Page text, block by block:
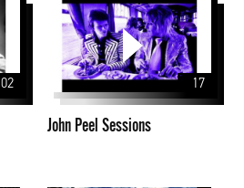
02
Peel
Sessions
17
John Peel Sessions